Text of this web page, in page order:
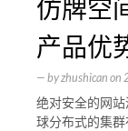
仿牌空
产品优
— byzhushican on
绝对安全的网
球分布式的集